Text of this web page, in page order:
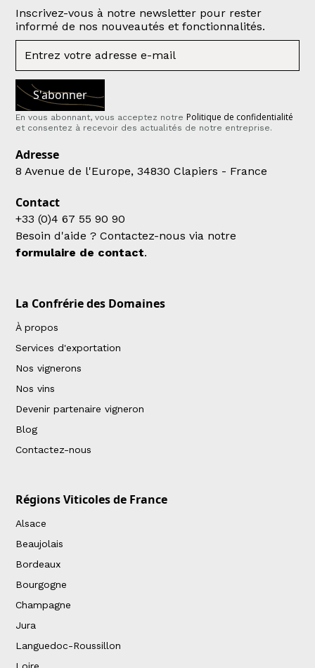
Inscrivez-vous à notre newsletter pour rester
informé de nos nouveautés et fonctionnalités.
En vous abonnant, vous acceptez notre Politique de confidentialité
et consentez à recevoir des actualités de notre entreprise.
Adresse
8 Avenue de l'Europe, 34830 Clapiers - France
Contact
+33 (0)4 67 55 90 90
Besoin d'aide ? Contactez-nous via notre
formulaire de contact.
La Confrérie des Domaines
À propos
Services d'exportation
Nos vignerons
Nos vins
Devenir partenaire vigneron
Blog
Contactez-nous
Régions Viticoles de France
Alsace
Beaujolais
Bordeaux
Bourgogne
Champagne
Jura
Languedoc-Roussillon
Loire